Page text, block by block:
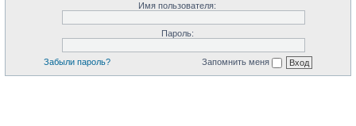
Имя пользователя:
Пароль:
Забыли пароль? Запомнить меня